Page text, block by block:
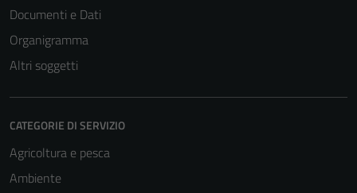
Documenti e Dati
Organigramma
Altri soggetti
CATEGORIE DI SERVIZIO
Agricoltura e pesca
Ambiente